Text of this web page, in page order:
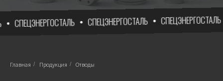
СПЕЦЭНЕРГОСТАЛЬ СПЕЦЭНЕРГОСТАЛЬ СПЕЦЭНЕРГОСТАЛЬ
Главная / Продукция / Отводы